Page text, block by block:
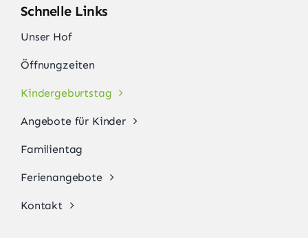
Schnelle Links
Unser Hof
Öffnungzeiten
Kindergeburtstag
Angebote für Kinder
Familientag
Ferienangebote
Kontakt